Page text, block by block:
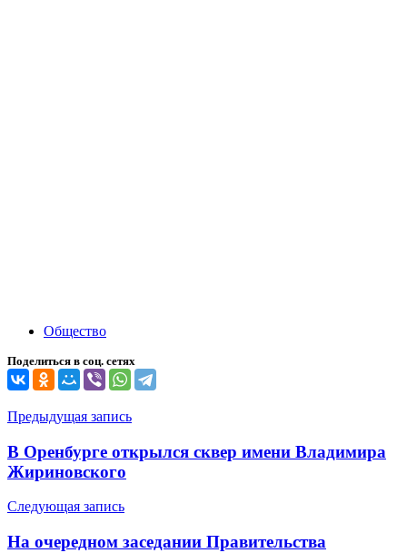
Общество
Поделиться в соц. сетях
Навигация
по
записям
Предыдущая запись
В Оренбурге открылся сквер имени Владимира
Жириновского
Следующая запись
На очередном заседании Правительства